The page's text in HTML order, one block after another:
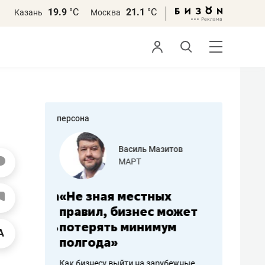
Казань 19.9 °С Москва 21.1 °С
персона
работа
Василь Мазитов
МАРТ
«Не зная местных
правил, бизнес может
потерять минимум
полгода»